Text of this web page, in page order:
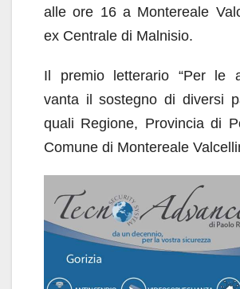
alle ore 16 a Montereale
ex Centrale di Malnisio.
Il premio letterario “Per le
vanta il sostegno di diversi
quali Regione, Provincia di
Comune di Montereale